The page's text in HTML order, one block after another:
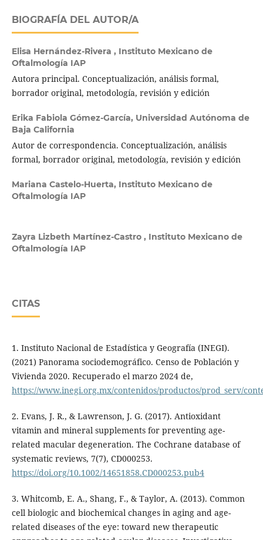
BIOGRAFÍA DEL AUTOR/A
Elisa Hernández-Rivera , Instituto Mexicano de
Oftalmología IAP
Autora principal. Conceptualización, análisis formal,
borrador original, metodología, revisión y edición
Erika Fabiola Gómez-García, Universidad Autónoma de
Baja California
Autor de correspondencia. Conceptualización, análisis
formal, borrador original, metodología, revisión y edición
Mariana Castelo-Huerta, Instituto Mexicano de
Oftalmología IAP
Zayra Lizbeth Martínez-Castro , Instituto Mexicano de
Oftalmología IAP
CITAS
1. Instituto Nacional de Estadística y Geografía (INEGI).
(2021) Panorama sociodemográfico. Censo de Población y
Vivienda 2020. Recuperado el marzo 2024 de,
https://www.inegi.org.mx/contenidos/productos/prod_serv/
2. Evans, J. R., & Lawrenson, J. G. (2017). Antioxidant
vitamin and mineral supplements for preventing age-
related macular degeneration. The Cochrane database of
systematic reviews, 7(7), CD000253.
https://doi.org/10.1002/14651858.CD000253.pub4
3. Whitcomb, E. A., Shang, F., & Taylor, A. (2013). Common
cell biologic and biochemical changes in aging and age-
related diseases of the eye: toward new therapeutic